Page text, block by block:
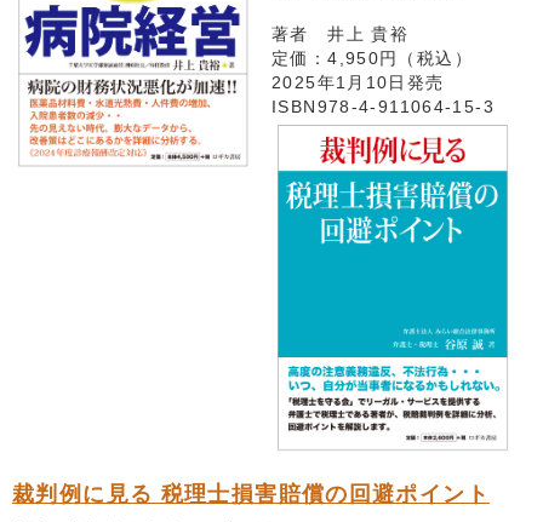
著者 井上 貴裕
定価：4,950円（税込）
2025年1月10日発売
ISBN978-4-911064-15-3
裁判例に見る 税理士損害賠償の回避ポイント